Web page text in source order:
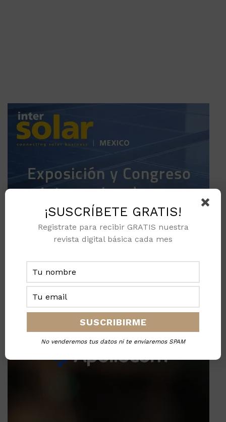
¡SUSCRÍBETE GRATIS!
Registrate para recibir GRATIS nuestra
revista digital básica cada mes
No venderemos tus datos ni te enviaremos SPAM